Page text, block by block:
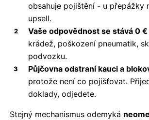
obsahuje pojištění - u přepážky
upsell.
Vaše odpovědnost se stává 0 €
krádež, poškození pneumatik,
podvozku.
Půjčovna odstraní kauci a
protože není co pojišťovat.
doklady, odjedete.
Stejný mechanismus odemyká